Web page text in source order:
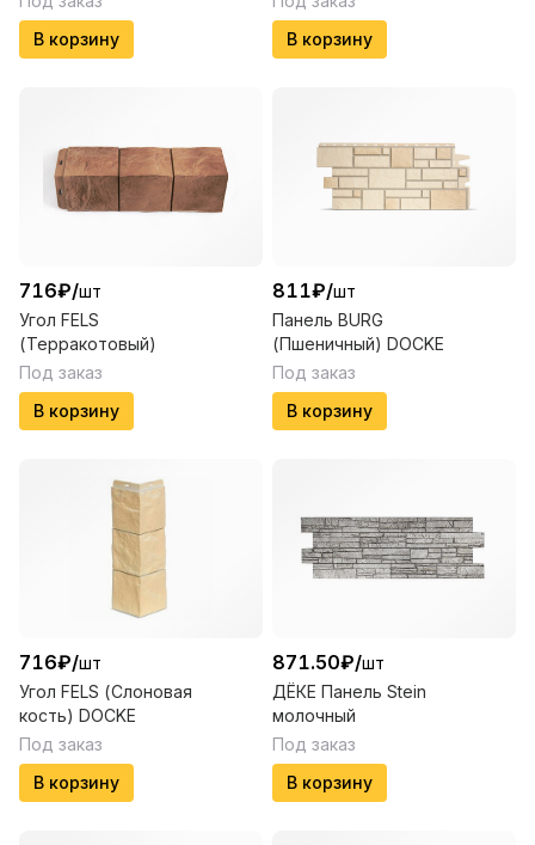
В корзину
В корзину
716₽/шт
Угол FELS
(Терракотовый)
Под заказ
В корзину
811₽/шт
Панель BURG
(Пшеничный) DOCKE
Под заказ
В корзину
716₽/шт
Угол FELS (Слоновая
кость) DOCKE
Под заказ
В корзину
871.50₽/шт
ДЁКЕ Панель Stein
молочный
Под заказ
В корзину